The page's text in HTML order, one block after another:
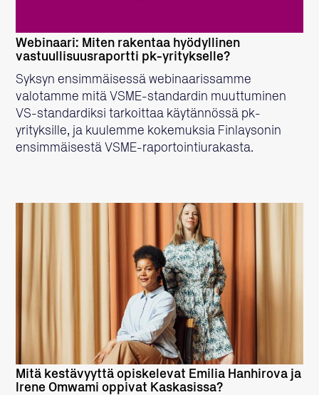
Webinaari: Miten rakentaa hyödyllinen
vastuullisuusraportti pk-yritykselle?
Syksyn ensimmäisessä webinaarissamme
valotamme mitä VSME-standardin muuttuminen
VS-standardiksi tarkoittaa käytännössä pk-
yrityksille, ja kuulemme kokemuksia Finlaysonin
ensimmäisestä VSME-raportointiurakasta.
LUE LISÄÄ
Mitä kestävyyttä opiskelevat Emilia Hanhirova ja
Irene Omwami oppivat Kaskasissa?